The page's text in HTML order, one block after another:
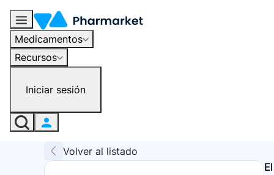
Medicamentos
Recursos
Iniciar sesión
Volver al listado